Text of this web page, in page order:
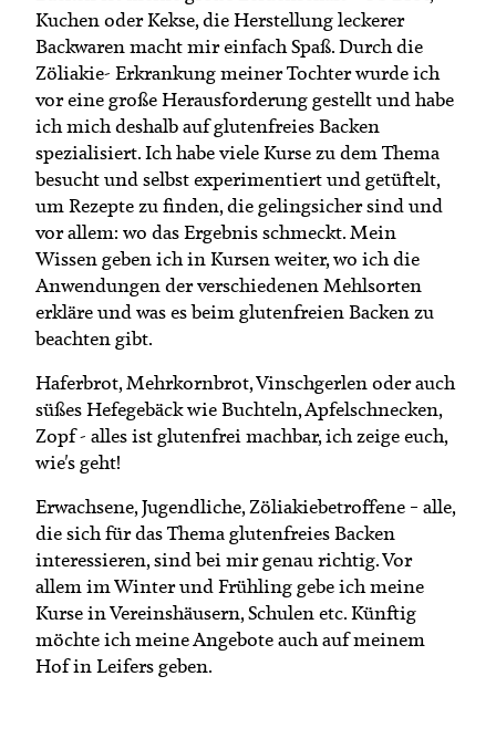
Mitgliedschaft
Landessekretariat
Bäuerliche Buffets
Hofgeschichten
Kuchen oder Kekse, die Herstellung leckerer
Backwaren macht mir einfach Spaß. Durch die
Zöliakie- Erkrankung meiner Tochter wurde ich
vor eine große Herausforderung gestellt und habe
ich mich deshalb auf glutenfreies Backen
spezialisiert. Ich habe viele Kurse zu dem Thema
besucht und selbst experimentiert und getüftelt,
um Rezepte zu finden, die gelingsicher sind und
vor allem: wo das Ergebnis schmeckt. Mein
Wissen geben ich in Kursen weiter, wo ich die
Anwendungen der verschiedenen Mehlsorten
erkläre und was es beim glutenfreien Backen zu
beachten gibt.
Haferbrot, Mehrkornbrot, Vinschgerlen oder auch
süßes Hefegebäck wie Buchteln, Apfelschnecken,
Zopf - alles ist glutenfrei machbar, ich zeige euch,
wie's geht!
Erwachsene, Jugendliche, Zöliakiebetroffene – alle,
die sich für das Thema glutenfreies Backen
interessieren, sind bei mir genau richtig. Vor
allem im Winter und Frühling gebe ich meine
Kurse in Vereinshäusern, Schulen etc. Künftig
möchte ich meine Angebote auch auf meinem
Hof in Leifers geben.